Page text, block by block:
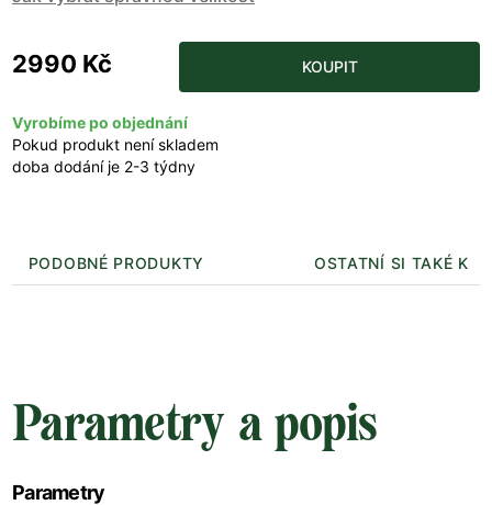
2990 Kč KOUPIT
Vyrobíme po objednání
Pokud produkt není skladem
doba dodání je 2-3 týdny
PODOBNÉ PRODUKTY OSTATNÍ SI TAKÉ
Parametry a popis
Parametry